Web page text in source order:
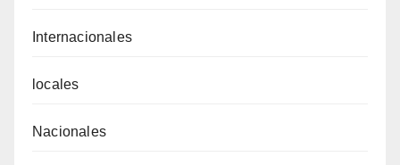
Internacionales
locales
Nacionales